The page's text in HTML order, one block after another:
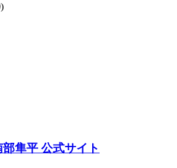
隼平 公式サイト